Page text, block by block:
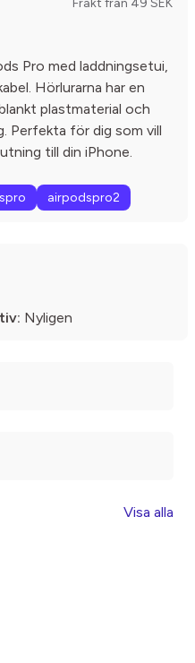
Pro med laddningsetui,
Hörlurarna har en
plastmaterial och
Perfekta för dig som vill
till din iPhone.
airpodspro2
Nyligen
Visa alla